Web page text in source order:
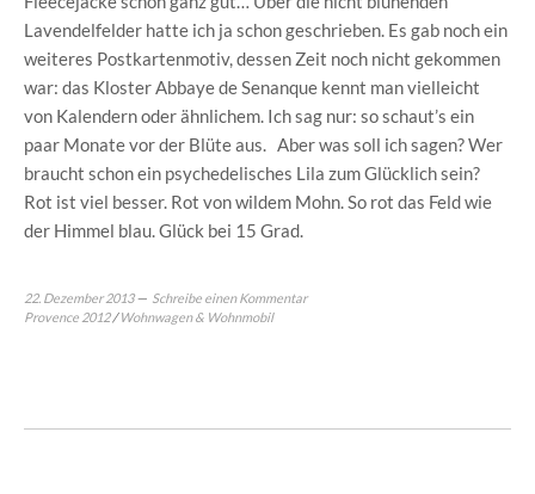
Lavendelfelder hatte ich ja schon geschrieben. Es gab noch ein
weiteres Postkartenmotiv, dessen Zeit noch nicht gekommen
war: das Kloster Abbaye de Senanque kennt man vielleicht
von Kalendern oder ähnlichem. Ich sag nur: so schaut’s ein
paar Monate vor der Blüte aus. Aber was soll ich sagen? Wer
braucht schon ein psychedelisches Lila zum Glücklich sein?
Rot ist viel besser. Rot von wildem Mohn. So rot das Feld wie
der Himmel blau. Glück bei 15 Grad.
22. Dezember 2013
Schreibe einen Kommentar
Provence 2012/Wohnwagen & Wohnmobil